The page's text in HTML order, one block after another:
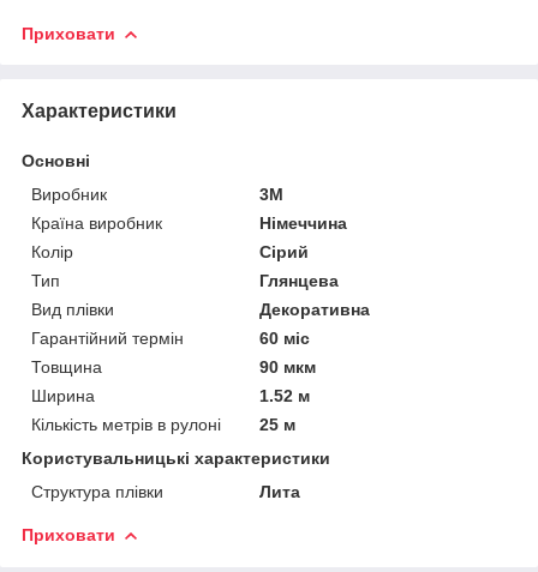
Приховати
Характеристики
Основні
Виробник
3М
Країна виробник
Німеччина
Колір
Сірий
Тип
Глянцева
Вид плівки
Декоративна
Гарантійний термін
60 міс
Товщина
90 мкм
Ширина
1.52 м
Кількість метрів в рулоні
25 м
Користувальницькі характеристики
Структура плівки
Лита
Приховати